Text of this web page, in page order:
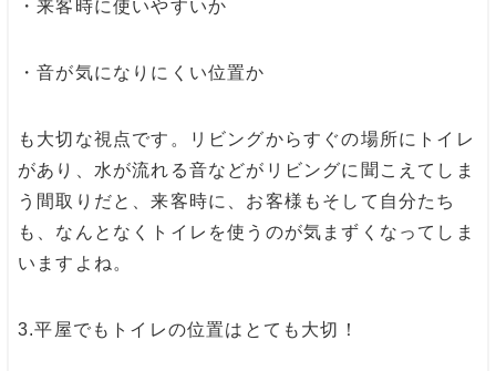
・来客時に使いやすいか
・音が気になりにくい位置か
も大切な視点です。リビングからすぐの場所にトイレ
があり、水が流れる音などがリビングに聞こえてしま
う間取りだと、来客時に、お客様もそして自分たち
も、なんとなくトイレを使うのが気まずくなってしま
いますよね。
3.平屋でもトイレの位置はとても大切！